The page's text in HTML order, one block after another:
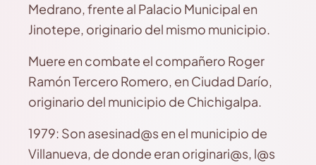
Medrano, frente al Palacio Municipal en
Jinotepe, originario del mismo municipio.
Muere en combate el compañero Roger
Ramón Tercero Romero, en Ciudad Darío,
originario del municipio de Chichigalpa.
1979: Son asesinad@s en el municipio de
Villanueva, de donde eran originari@s, l@s